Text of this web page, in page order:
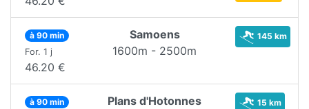
à 90 min
For. 1 j
46.20 €
Samoens
1600m - 2500m
145 km
à 90 min
Plans d'Hotonnes
15 km